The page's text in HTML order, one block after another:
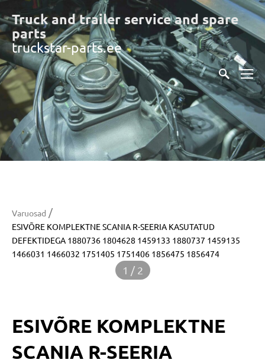
Truck and trailer service and spare
parts
truckstar-parts.ee
Varuosad /
ESIVÕRE KOMPLEKTNE SCANIA R-SEERIA KASUTATUD
DEFEKTIDEGA 1880736 1804628 1459133 1880737 1459135
1466031 1466032 1751405 1751406 1856475 1856474
1 / 2
ESIVÕRE KOMPLEKTNE
SCANIA R-SEERIA